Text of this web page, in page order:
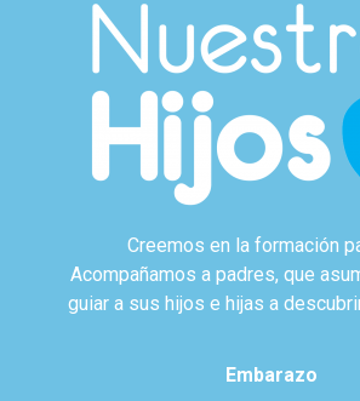
Creemos en la formación
Acompañamos a padres, que
guiar a sus hijos e hijas a
Embarazo